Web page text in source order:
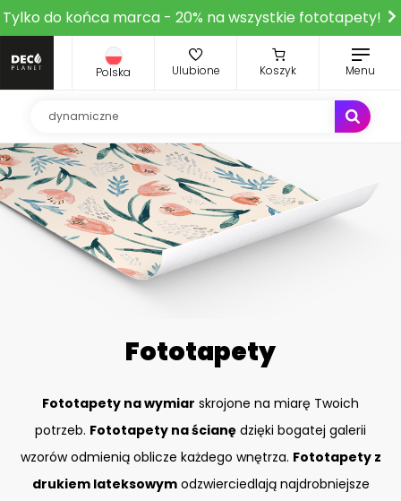
Tylko do końca marca - 20% na wszystkie fototapety!
Polska Ulubione Koszyk Menu
Fototapety
Fototapety na wymiar skrojone na miarę Twoich
potrzeb. Fototapety na ścianę dzięki bogatej galerii
wzorów odmienią oblicze każdego wnętrza. Fototapety z
drukiem lateksowymodzwierciedlają najdrobniejsze